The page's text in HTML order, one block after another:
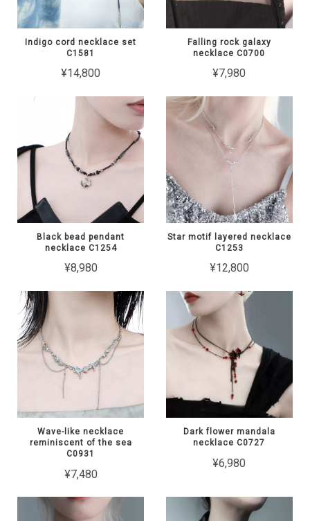
Indigo cord necklace set
C1581
¥14,800
Falling rock galaxy
necklace C0700
¥7,980
Black bead pendant
necklace C1254
¥8,980
Star motif layered necklace
C1253
¥12,800
Wave-like necklace
reminiscent of the sea
C0931
¥7,480
Dark flower mandala
necklace C0727
¥6,980